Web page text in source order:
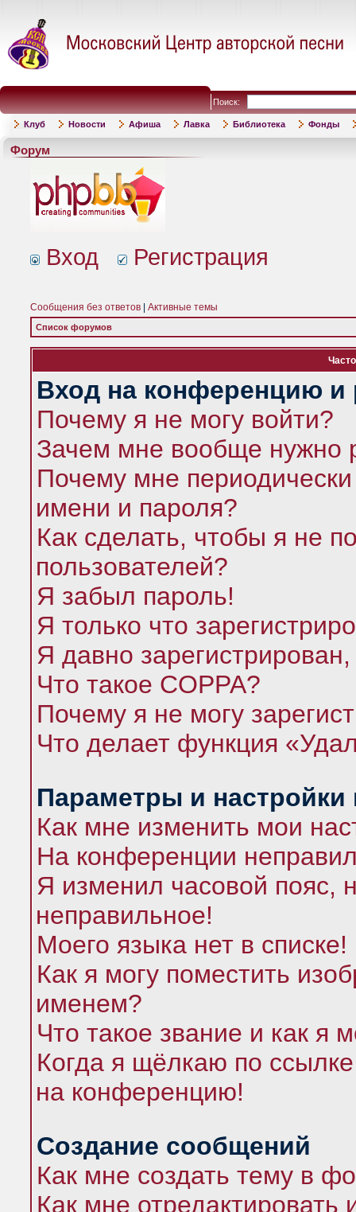
Поиск:
Клуб Новости Афиша Лавка Библиотека Фонды
Форум
Вход Регистрация
Сообщения без ответов Активные темы
Список форумов
Вход на конференцию и
Почему я не могу войти?
Зачем мне вообще нужно
Почему мне
имени и пароля?
Как сделать, чтобы я не
пользователей?
Я забыл пароль!
Я только что
Я давно
Что такое COPPA?
Почему я не могу
Что делает функция
Параметры и настройки
Как мне изменить мои
На конференции
Я изменил часовой пояс,
неправильное!
Моего языка нет в списке!
Как я могу поместить
именем?
Что такое звание и как я
Когда я щёлкаю по
на конференцию!
Создание сообщений
Как мне создать тему в
Как мне